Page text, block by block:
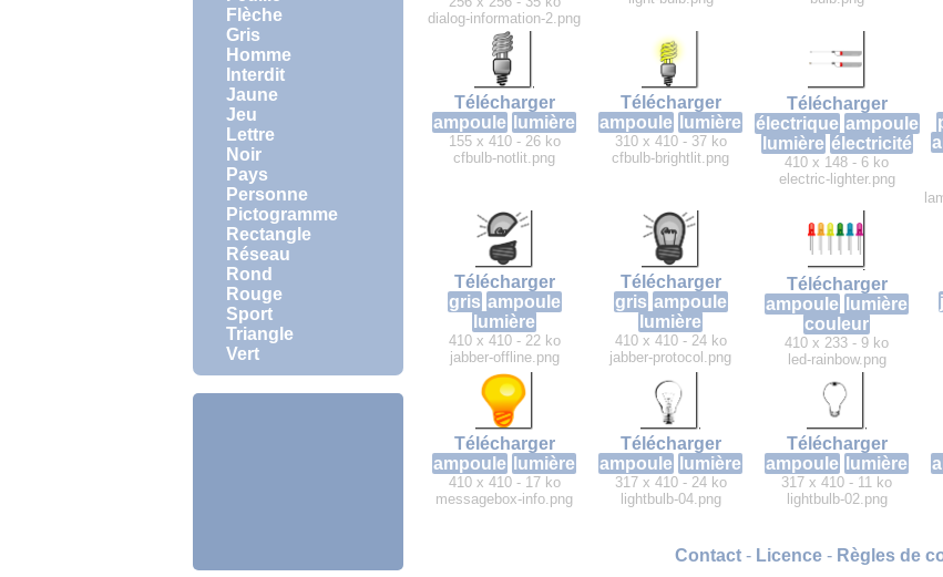
Flèche
Gris
Homme
Interdit
Jaune
Jeu
Lettre
Noir
Pays
Personne
Pictogramme
Rectangle
Réseau
Rond
Rouge
Sport
Triangle
Vert
dialog-information-2.png
Télécharger
ampoule
lumière
155 x 410 - 26 ko
cfbulb-notlit.png
Télécharger
ampoule
lumière
310 x 410 - 37 ko
cfbulb-brightlit.png
Télécharger
électrique ampoule
lumière électricité
410 x 148 - 6 ko
electric-lighter.png
Télécharger
gris ampoule
lumière
410 x 410 - 22 ko
jabber-offline.png
Télécharger
gris ampoule
lumière
410 x 410 - 24 ko
jabber-protocol.png
Télécharger
ampoule
lumière
couleur
410 x 233 - 9 ko
led-rainbow.png
Télécharger
ampoule
lumière
410 x 410 - 17 ko
messagebox-info.png
Télécharger
ampoule
lumière
317 x 410 - 24 ko
lightbulb-04.png
Télécharger
ampoule
lumière
317 x 410 - 11 ko
lightbulb-02.png
Contact- Licence- Règles de